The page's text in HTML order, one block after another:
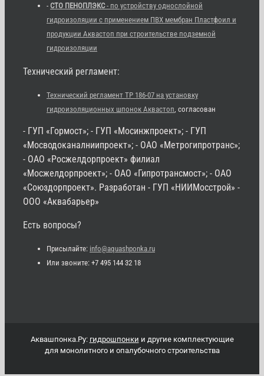
- СТО ПЕНОПЛЭКС- по устройству однослойной
гидроизоляции с применением ПВХ мембран Пластфоил и
продукции Аквастоп при строительстве подземной
гидроизоляции
Технический регламент:
Технический регламент ТР 186-07 на установку
гидроизоляционных шпонок Аквастоп , согласован
- ГУП «Гормост»; - ГУП «Мосинжпроект»; - ГУП
«Мосводоканалниипроект»; - ОАО «Метрогипротранс»;
- ОАО «Росжелдорпроект» филиал
«Мосжелдорпроект»; - ОАО «Гипротрансмост»; - ОАО
«Союздорпроект». Разработан - ГУП «НИИМосстрой» -
ООО «Аквабарьер»
Есть вопросы?
Присылайте: info@aquashponka.ru
Или звоните: +7 495 144 32 18
Аквашпонка.Ру: гидрошпонки и другие комплектующие
для монолитного и опалубочного строительства